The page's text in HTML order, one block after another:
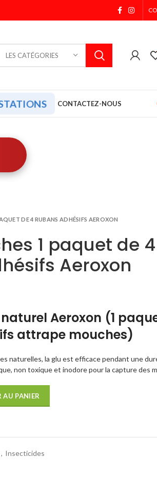
LES CATÉGORIES
CONTACTEZ-NOUS
DE 4 RUBANS ADHÉSIFS AEROXON
1 paquet de 4
Aeroxon
Aeroxon (1
attrape mouches)
naturelles, la glu est efficace pendant une
non toxique et inodore pour la capture des
AU PANIER
, Insecticides